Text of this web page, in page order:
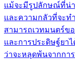
แม้จะมีรูปลักษณ์ที่น่า
และความกลัวที่จะท
สามารถเวทมนตร์ข
และการประดิษฐ์ยา
ว่าจะหลุดพ้นจากกา